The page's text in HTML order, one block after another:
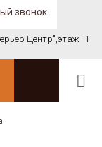
звонок
Центр",этаж -1